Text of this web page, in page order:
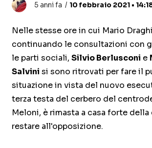
5 anni fa 10 febbraio 2021 •
Nelle stesse ore in cui Mario
continuando le consultazioni con
le parti sociali, Silvio Berlusconi e
Salvini si sono ritrovati per fare il
situazione in vista del nuovo
terza testa del cerbero del
Meloni, è rimasta a casa forte
restare all'opposizione.